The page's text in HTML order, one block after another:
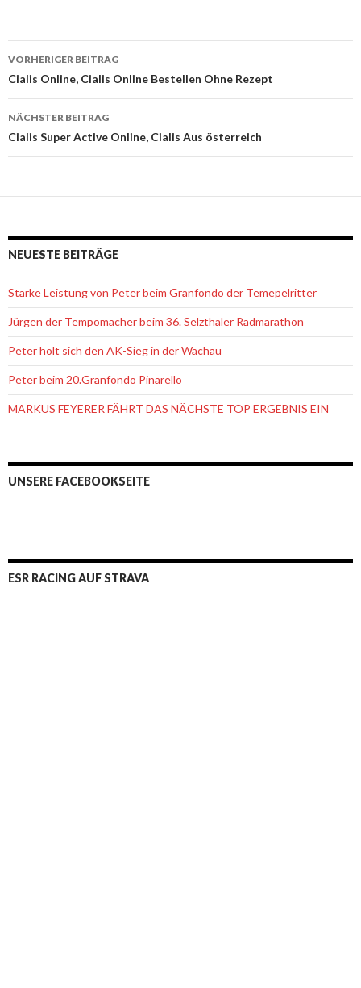
Beitrags-
Navigation
VORHERIGER BEITRAG
Cialis Online, Cialis Online Bestellen Ohne Rezept
NÄCHSTER BEITRAG
Cialis Super Active Online, Cialis Aus österreich
NEUESTE BEITRÄGE
Starke Leistung von Peter beim Granfondo der Temepelritter
Jürgen der Tempomacher beim 36. Selzthaler Radmarathon
Peter holt sich den AK-Sieg in der Wachau
Peter beim 20.Granfondo Pinarello
MARKUS FEYERER FÄHRT DAS NÄCHSTE TOP ERGEBNIS EIN
UNSERE FACEBOOKSEITE
ESR RACING AUF STRAVA